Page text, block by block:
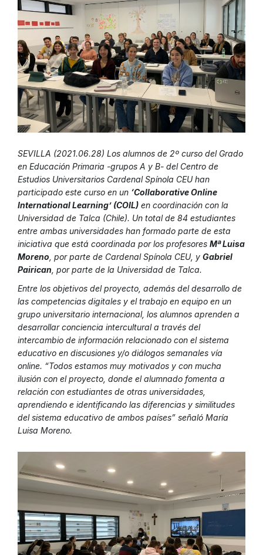
SEVILLA (2021.06.28) Los alumnos de 2º curso del Grado
en Educación Primaria -grupos A y B- del Centro de
Estudios Universitarios Cardenal Spínola CEU han
participado este curso en un ‘Collaborative Online
International Learning’ (COIL) en coordinación con la
Universidad de Talca (Chile). Un total de 84 estudiantes
entre ambas universidades han formado parte de esta
iniciativa que está coordinada por los profesores Mª Luisa
Moreno , por parte de Cardenal Spínola CEU, y Gabriel
Pairican , por parte de la Universidad de Talca.
Entre los objetivos del proyecto, además del desarrollo de
las competencias digitales y el trabajo en equipo en un
grupo universitario internacional, los alumnos aprenden a
desarrollar conciencia intercultural a través del
intercambio de información relacionado con el sistema
educativo en discusiones y/o diálogos semanales vía
online. “Todos estamos muy motivados y con mucha
ilusión con el proyecto, donde el alumnado fomenta a
relación con estudiantes de otras universidades,
aprendiendo e identificando las diferencias y similitudes
del sistema educativo de ambos países” señaló María
Luisa Moreno.